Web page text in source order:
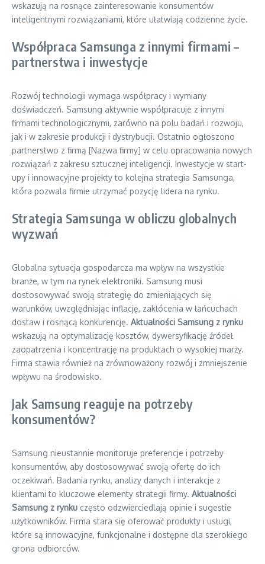
wskazują na rosnące zainteresowanie konsumentów
inteligentnymi rozwiązaniami, które ułatwiają codzienne życie.
Współpraca Samsunga z innymi firmami –
partnerstwa i inwestycje
Rozwój technologii wymaga współpracy i wymiany
doświadczeń. Samsung aktywnie współpracuje z innymi
firmami technologicznymi, zarówno na polu badań i rozwoju,
jak i w zakresie produkcji i dystrybucji. Ostatnio ogłoszono
partnerstwo z firmą [Nazwa firmy] w celu opracowania nowych
rozwiązań z zakresu sztucznej inteligencji. Inwestycje w start-
upy i innowacyjne projekty to kolejna strategia Samsunga,
która pozwala firmie utrzymać pozycję lidera na rynku.
Strategia Samsunga w obliczu globalnych
wyzwań
Globalna sytuacja gospodarcza ma wpływ na wszystkie
branże, w tym na rynek elektroniki. Samsung musi
dostosowywać swoją strategię do zmieniających się
warunków, uwzględniając inflację, zakłócenia w łańcuchach
dostaw i rosnącą konkurencję. Aktualności Samsung z rynku
wskazują na optymalizację kosztów, dywersyfikację źródeł
zaopatrzenia i koncentrację na produktach o wysokiej marży.
Firma stawia również na zrównoważony rozwój i zmniejszenie
wpływu na środowisko.
Jak Samsung reaguje na potrzeby
konsumentów?
Samsung nieustannie monitoruje preferencje i potrzeby
konsumentów, aby dostosowywać swoją ofertę do ich
oczekiwań. Badania rynku, analizy danych i interakcje z
klientami to kluczowe elementy strategii firmy. Aktualności
Samsung z rynku często odzwierciedlają opinie i sugestie
użytkowników. Firma stara się oferować produkty i usługi,
które są innowacyjne, funkcjonalne i dostępne dla szerokiego
grona odbiorców.